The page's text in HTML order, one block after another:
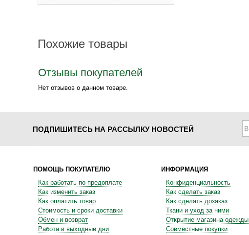
Похожие товары
Отзывы покупателей
Нет отзывов о данном товаре.
ПОДПИШИТЕСЬ НА РАССЫЛКУ НОВОСТЕЙ
ПОМОЩЬ ПОКУПАТЕЛЮ
Как работать по предоплате
Как изменить заказ
Как оплатить товар
Стоимость и сроки доставки
Обмен и возврат
Работа в выходные дни
ИНФОРМАЦИЯ
Конфиденциальность
Как сделать заказ
Как сделать дозаказ
Ткани и уход за ними
Открытие магазина одежды
Совместные покупки